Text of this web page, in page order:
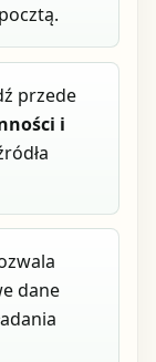
przede
i
dane